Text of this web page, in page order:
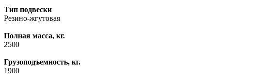
Тип подвески
Резино-жгутовая
Полная масса, кг.
2500
Грузоподъемность, кг.
1900